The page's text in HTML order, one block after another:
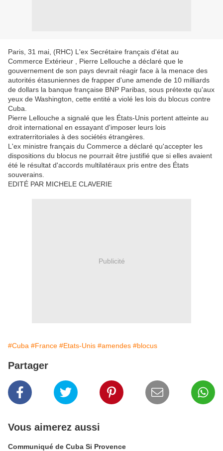
Paris, 31 mai, (RHC) L'ex Secrétaire français d'état au
Commerce Extérieur , Pierre Lellouche a déclaré que le
gouvernement de son pays devrait réagir face à la menace des
autorités étasuniennes de frapper d'une amende de 10 milliards
de dollars la banque française BNP Paribas, sous prétexte qu'aux
yeux de Washington, cette entité a violé les lois du blocus contre
Cuba.
Pierre Lellouche a signalé que les États-Unis portent atteinte au
droit international en essayant d'imposer leurs lois
extraterritoriales à des sociétés étrangères.
L'ex ministre français du Commerce a déclaré qu'accepter les
dispositions du blocus ne pourrait être justifié que si elles avaient
été le résultat d'accords multilatéraux pris entre des États
souverains.
EDITÉ PAR MICHELE CLAVERIE
Publicité
#Cuba #France #Etats-Unis #amendes #blocus
Partager
Vous aimerez aussi
Communiqué de Cuba Si Provence